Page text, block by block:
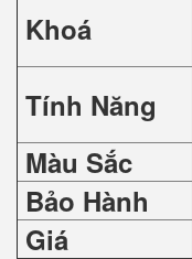
Khoá
Tính Năng
Màu Sắc
Bảo Hành
Giá